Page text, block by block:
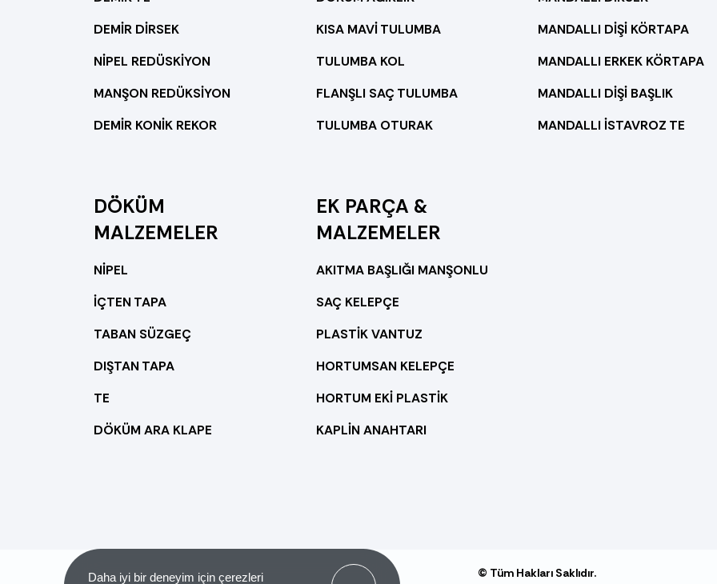
Daha iyi bir deneyim için çerezleri Got it!
DEMİR DİRSEK
NİPEL REDÜSKİYON
MANŞON REDÜKSİYON
DEMİR KONİK REKOR
KISA MAVİ TULUMBA
TULUMBA KOL
FLANŞLI SAÇ TULUMBA
TULUMBA OTURAK
MANDALLI DİŞİ KÖRTAPA
MANDALLI ERKEK KÖRTAPA
MANDALLI DİŞİ BAŞLIK
MANDALLI İSTAVROZ TE
DÖKÜM
MALZEMELER
NİPEL
İÇTEN TAPA
TABAN SÜZGEÇ
DIŞTAN TAPA
TE
DÖKÜM ARA KLAPE
EK PARÇA &
MALZEMELER
AKITMA BAŞLIĞI MANŞONLU
SAÇ KELEPÇE
PLASTİK VANTUZ
HORTUMSAN KELEPÇE
HORTUM EKİ PLASTİK
KAPLİN ANAHTARI
© Tüm Hakları Saklıdır.